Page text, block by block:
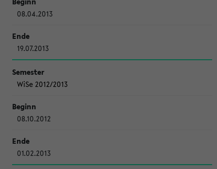
08.04.2013
19.07.2013
WiSe 2012/2013
08.10.2012
01.02.2013